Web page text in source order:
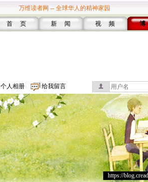
万维读者网 -- 全球华人的精神家园
首 页 新 闻 视 频
个人相册 给我留言
https://